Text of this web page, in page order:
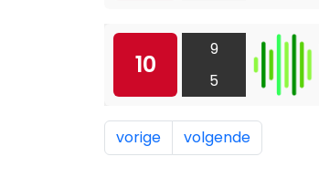
10
9
5
vorige volgende